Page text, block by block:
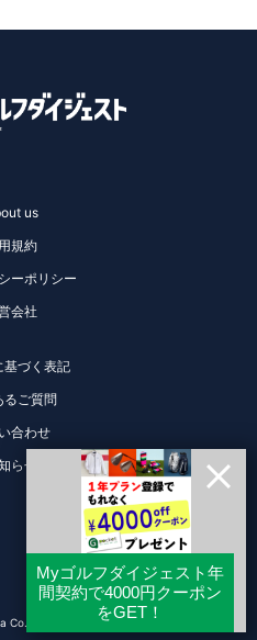
us
規約
ーポリシー
会社
基づく表記
るご質問
合わせ
らせ
Co., Ltd. All Rights Reserved.